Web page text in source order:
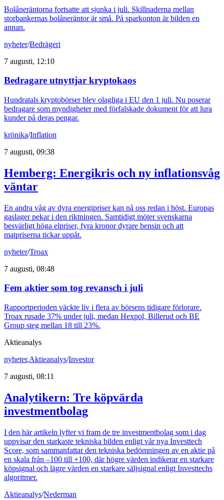
Bolåneräntorna fortsatte att sjunka i juli. Skillnaderna mellan
storbankernas bolåneräntor är små. På sparkonton är bilden en
annan.
nyheter/Bedrägeri
7 augusti, 12:10
Bedragare utnyttjar kryptokaos
Hundratals kryptobörser blev olagliga i EU den 1 juli. Nu poserar
bedragare som myndigheter med förfalskade dokument för att lura
kunder på deras pengar.
krönika/Inflation
7 augusti, 09:38
Hemberg: Energikris och ny inflationsvåg
väntar
En andra våg av dyra energipriser kan nå oss redan i höst. Europas
gaslager pekar i den riktningen. Samtidigt möter svenskarna
besvärligt höga elpriser, fyra kronor dyrare bensin och att
matpriserna tickar uppåt.
nyheter/Troax
7 augusti, 08:48
Fem aktier som tog revansch i juli
Rapportperioden väckte liv i flera av börsens tidigare förlorare.
Troax rusade 37% under juli, medan Hexpol, Billerud och BE
Group steg mellan 18 till 23%.
Aktieanalys
nyheter,Aktieanalys/Investor
7 augusti, 08:11
Analytikern: Tre köpvärda
investmentbolag
I den här artikeln lyfter vi fram de tre investmentbolag som i dag
uppvisar den starkaste tekniska bilden enligt vår nya Investtech
Score, som sammanfattar den tekniska bedömningen av en aktie på
en skala från –100 till +100, där högre värden indikerar en starkare
köpsignal och lägre värden en starkare säljsignal enligt Investtechs
algoritmer.
Aktieanalys/Nederman